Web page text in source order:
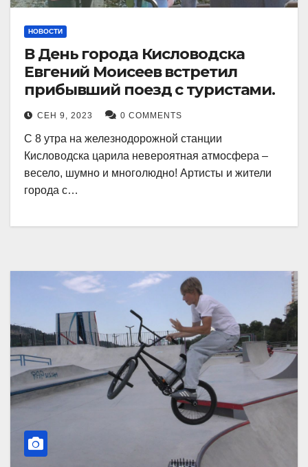
НОВОСТИ
В День города Кисловодска
Евгений Моисеев встретил
прибывший поезд с туристами.
СЕН 9, 2023 0 COMMENTS
С 8 утра на железнодорожной станции
Кисловодска царила невероятная атмосфера –
весело, шумно и многолюдно! Артисты и жители
города с…